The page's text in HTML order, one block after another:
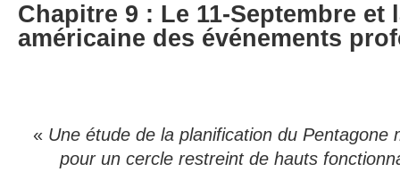
Chapitre 9 : Le 11-Septembre et
américaine des événements
« Une étude de la planification du Pentagone
pour un cercle restreint de hauts